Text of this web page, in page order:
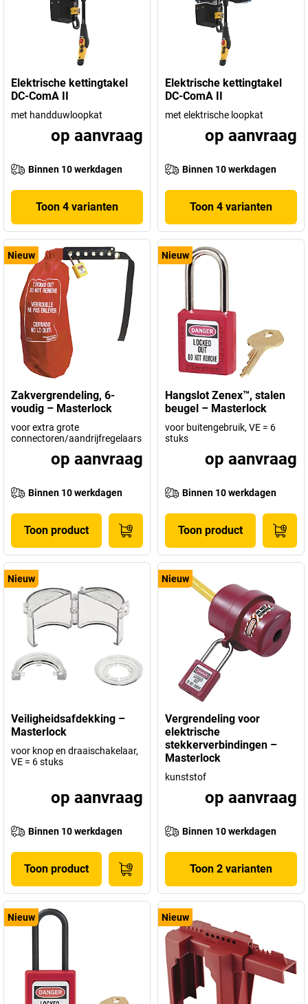
Elektrische kettingtakel
DC-ComA II
met handduwloopkat
op aanvraag
Binnen 10 werkdagen
Toon 4 varianten
Elektrische kettingtakel
DC-ComA II
met elektrische loopkat
op aanvraag
Binnen 10 werkdagen
Toon 4 varianten
Nieuw
Zakvergrendeling, 6-
voudig – Masterlock
voor extra grote
connectoren/aandrijfregelaars
op aanvraag
Binnen 10 werkdagen
Toon product
Nieuw
Hangslot Zenex™, stalen
beugel – Masterlock
voor buitengebruik, VE = 6
stuks
op aanvraag
Binnen 10 werkdagen
Toon product
Nieuw
Veiligheidsafdekking –
Masterlock
voor knop en draaischakelaar,
VE = 6 stuks
op aanvraag
Binnen 10 werkdagen
Toon product
Nieuw
Vergrendeling voor
elektrische
stekkerverbindingen –
Masterlock
kunststof
op aanvraag
Binnen 10 werkdagen
Toon 2 varianten
Nieuw Nieuw